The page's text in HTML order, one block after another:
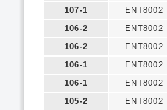
107-1
ENT8002
106-2
ENT8002
106-2
ENT8002
106-1
ENT8002
106-1
ENT8002
105-2
ENT8002